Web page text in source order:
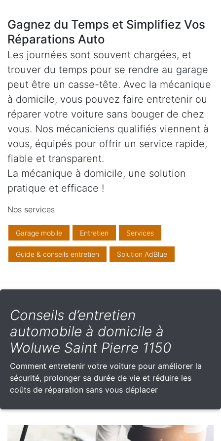
Gagnez du Temps et Simplifiez Vos
Réparations Auto
Les journées sont souvent chargées, et
trouver du temps pour se rendre au garage
peut être un casse-tête. Avec la mécanique
à domicile, vous pouvez faire entretenir ou
réparer votre voiture sans bouger de chez
vous. Nos mécaniciens qualifiés viennent à
vous, équipés pour offrir un service rapide,
fiable et transparent.
La mécanique à domicile, une solution
pratique et efficace !
Nos services
Garage mobile Entretien Services
Guide & conseils entretien Solution AdBlue
Conseils d’entretien
automobile à domicile à
Woluwe Saint Pierre 1150
Comment entretenir votre voiture pour améliorer la
sécurité, prolonger sa durée de vie et réduire les
coûts de réparation sans vous déplacer